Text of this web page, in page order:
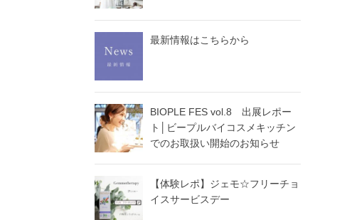
最新情報はこちらから
BIOPLE FES vol.8 出展レポー
ト│ビープルバイコスメキッチン
でのお取扱い開始のお知らせ
【体験レポ】ジェモ☆フリーチョ
イスサービスデー